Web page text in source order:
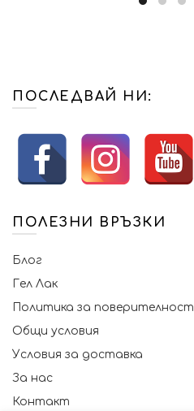
ПОСЛЕДВАЙ НИ:
ПОЛЕЗНИ ВРЪЗКИ
Блог
Гел Лак
Политика за поверителност
Общи условия
Условия за доставка
За нас
Контакт